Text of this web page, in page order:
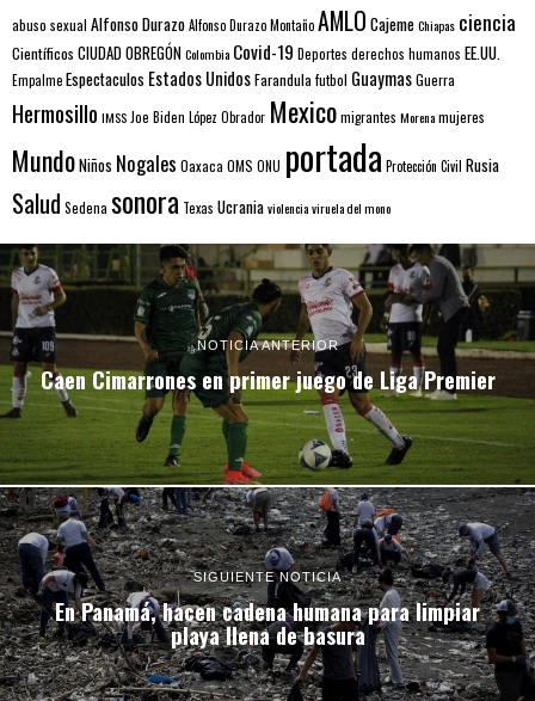
abuso sexual Alfonso DurazoAlfonso Durazo MontañoAMLO CajemeChiapas ciencia
Científicos CIUDAD OBREGÓNColombia Covid-19 Deportes derechos humanos EE.UU.
EmpalmeEspectaculos Estados UnidosFarandulafutbol GuaymasGuerra
Hermosillo IMSS Joe Biden López Obrador Mexicomigrantes Morenamujeres
MundoNiños Nogales Oaxaca OMS ONU portada Protección Civil Rusia
Salud Sedena sonora Texas Ucraniaviolenciaviruela del mono
NOTICIA ANTERIOR
Caen Cimarrones en primer juego de Liga Premier
SIGUIENTE NOTICIA
En Panamá, hacen cadena humana para limpiar
playa llena de basura